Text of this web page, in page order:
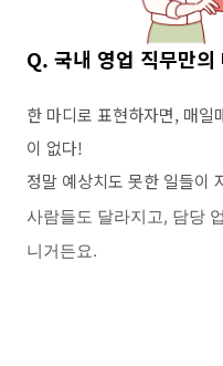
Q. 국내 영업 직무만의
한 마디로 표현하자면, 매일
이 없다!
정말 예상치도 못한 일들이
사람들도 달라지고, 담당
니거든요.